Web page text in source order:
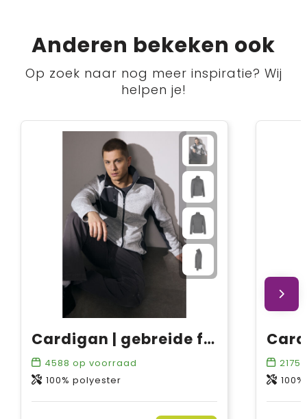
Anderen bekeken ook
Op zoek naar nog meer inspiratie? Wij
helpen je!
Cardigan | gebreide fleece
4588 op voorraad
100% polyester
2175